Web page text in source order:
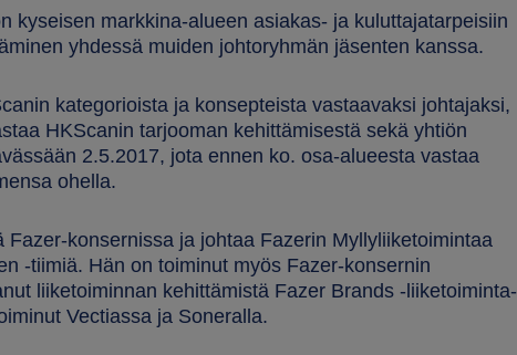
kyseisen markkina-alueen asiakas- ja kuluttajatarpeisiin
yhdessä muiden johtoryhmän jäsenten kanssa.
kategorioista ja konsepteista vastaavaksi johtajaksi,
HKScanin tarjooman kehittämisestä sekä yhtiön
2.5.2017, jota ennen ko. osa-alueesta vastaa
ohella.
konsernissa ja johtaa Fazerin Myllyliiketoimintaa
-tiimiä. Hän on toiminut myös Fazer-konsernin
liiketoiminnan kehittämistä Fazer Brands -liiketoiminta-
Vectiassa ja Soneralla.